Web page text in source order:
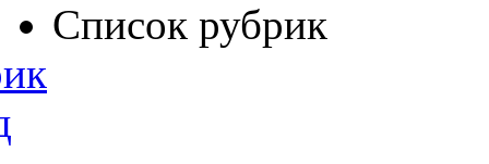
Список рубрик